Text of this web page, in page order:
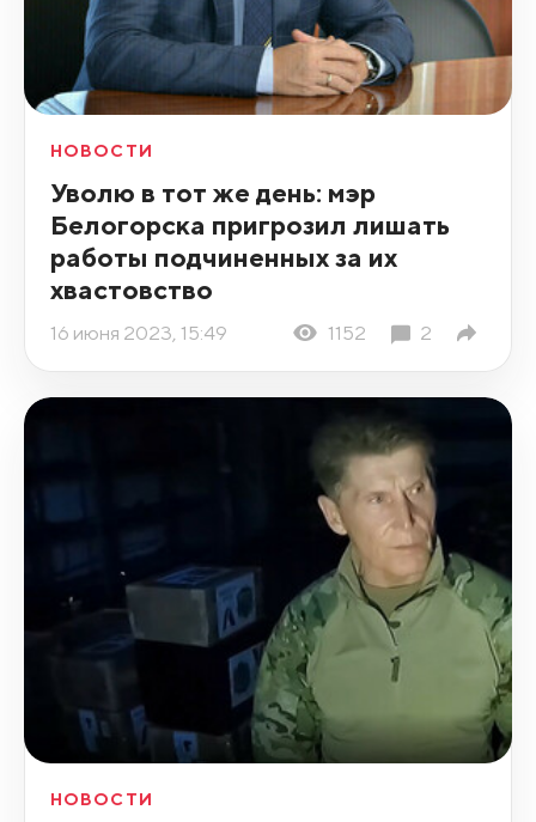
НОВОСТИ
Уволю в тот же день: мэр
Белогорска пригрозил лишать
работы подчиненных за их
хвастовство
16 июня 2023, 15:49 1152 2
НОВОСТИ